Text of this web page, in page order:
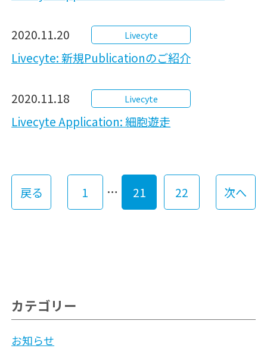
2020.11.20 Livecyte
Livecyte: 新規Publicationのご紹介
2020.11.18 Livecyte
Livecyte Application: 細胞遊走
戻る 1 … 21 22 次へ
カテゴリー
お知らせ